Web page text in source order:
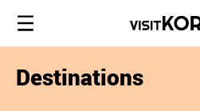
Destinations